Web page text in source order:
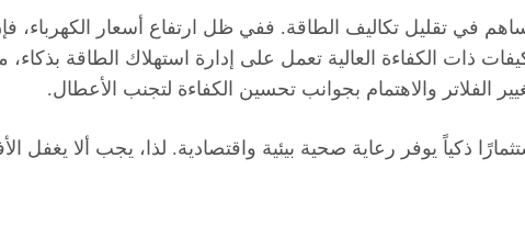
في تقليل تكاليف الطاقة. ففي ظل ارتفاع أسعار الكهرباء،
ذات الكفاءة العالية تعمل على إدارة استهلاك الطاقة بذكاء،
الفلاتر والاهتمام بجوانب تحسين الكفاءة لتجنب الأعطال.
ذكياً يوفر رعاية صحية بيئية واقتصادية. لذا، يجب ألا يغفل